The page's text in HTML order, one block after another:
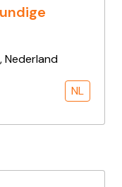
,Nederland
NL